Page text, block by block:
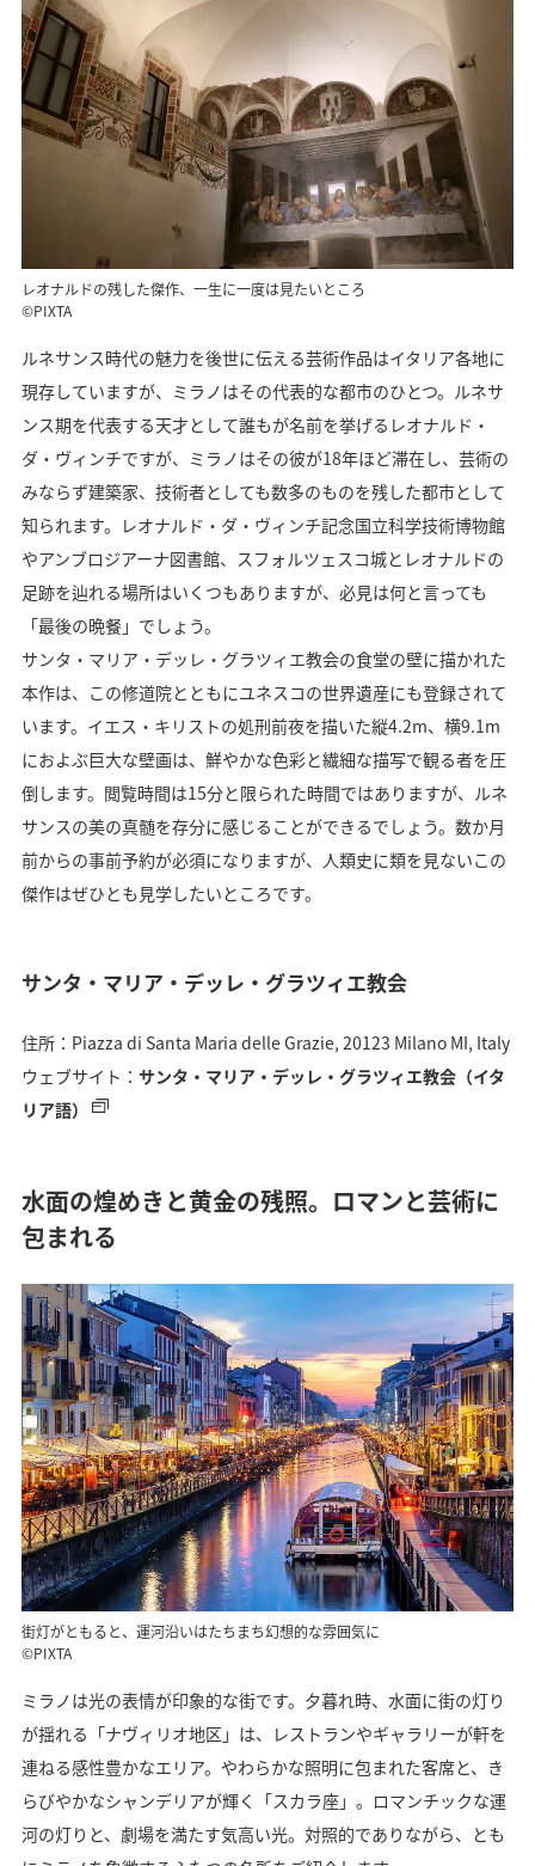
レオナルドの残した傑作、一生に一度は見たいところ
©PIXTA
ルネサンス時代の魅力を後世に伝える芸術作品はイタリア各地に
現存していますが、ミラノはその代表的な都市のひとつ。ルネサ
ンス期を代表する天才として誰もが名前を挙げるレオナルド・
ダ・ヴィンチですが、ミラノはその彼が18年ほど滞在し、芸術の
みならず建築家、技術者としても数多のものを残した都市として
知られます。レオナルド・ダ・ヴィンチ記念国立科学技術博物館
やアンブロジアーナ図書館、スフォルツェスコ城とレオナルドの
足跡を辿れる場所はいくつもありますが、必見は何と言っても
「最後の晩餐」でしょう。
サンタ・マリア・デッレ・グラツィエ教会の食堂の壁に描かれた
本作は、この修道院とともにユネスコの世界遺産にも登録されて
います。イエス・キリストの処刑前夜を描いた縦4.2m、横9.1m
におよぶ巨大な壁画は、鮮やかな色彩と繊細な描写で観る者を圧
倒します。閲覧時間は15分と限られた時間ではありますが、ルネ
サンスの美の真髄を存分に感じることができるでしょう。数か月
前からの事前予約が必須になりますが、人類史に類を見ないこの
傑作はぜひとも見学したいところです。
サンタ・マリア・デッレ・グラツィエ教会
住所：Piazza di Santa Maria delle Grazie, 20123 Milano MI, Italy
ウェブサイト： サンタ・マリア・デッレ・グラツィエ教会（イタ
リア語）
水面の煌めきと黄金の残照。ロマンと芸術に
包まれる
街灯がともると、運河沿いはたちまち幻想的な雰囲気に
©PIXTA
ミラノは光の表情が印象的な街です。夕暮れ時、水面に街の灯り
が揺れる「ナヴィリオ地区」は、レストランやギャラリーが軒を
連ねる感性豊かなエリア。やわらかな照明に包まれた客席と、き
らびやかなシャンデリアが輝く「スカラ座」。ロマンチックな運
河の灯りと、劇場を満たす気高い光。対照的でありながら、とも